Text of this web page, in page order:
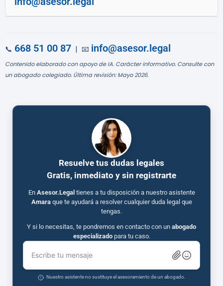
📞 668 51 00 87 | 📧 info@asesor.legal
Contenido elaborado con apoyo de IA. Carácter informativo. Consulte con
un abogado colegiado. Última revisión: Mayo 2026.
Resuelve tus dudas legales
Gratis, inmediato y sin registrarte
En Asesor.Legal tienes a tu disposición a nuestro asistente
Amaraque te ayudará a resolver cualquier duda legal que
tengas.
Y si lo necesitas, te pondremos en contacto con un abogado
especializadopara tu caso.
Escribe tu mensaje
Nuestro asistente no sustituye el asesoramiento de un abogado.